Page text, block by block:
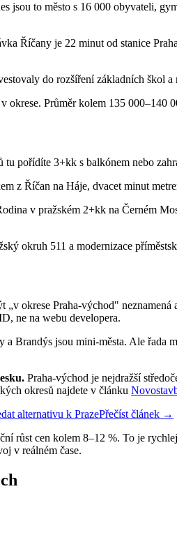
jsou to město s 16 000 obyvateli,
Říčany je 22 minut od stanice
do rozšíření základních škol
okrese. Průměr kolem 135 000–140
pořídíte 3+kk s balkónem nebo
z Říčan na Háje, dvacet minut
v pražském 2+kk na Černém
okruh 511 a modernizace
„v okrese Praha-východ"
ne na webu developera.
a Brandýs jsou mini-města. Ale řada
Praha-východ je nejdražší
okresů najdete v článku
alternativu k PrazePřečíst článek →
růst cen kolem 8–12 %. To je
v reálném čase.